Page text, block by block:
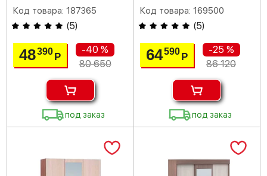
Код товара: 187365
(5)
48390Р
-40 %
80 650
под заказ
Код товара: 169500
(5)
64590 Р
-25 %
86 120
под заказ